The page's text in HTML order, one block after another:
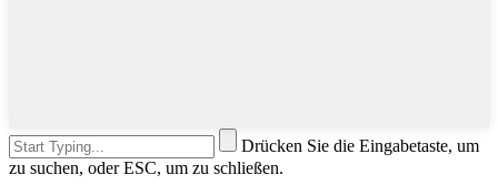
Drücken Sie die Eingabetaste, um
zu suchen, oder ESC, um zu schließen.